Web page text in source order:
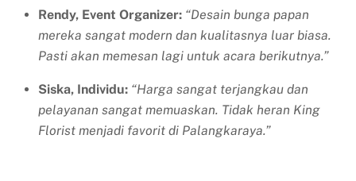
Rendy, Event Organizer: “Desain bunga papan
mereka sangat modern dan kualitasnya luar biasa.
Pasti akan memesan lagi untuk acara berikutnya.”
Siska, Individu: “Harga sangat terjangkau dan
pelayanan sangat memuaskan. Tidak heran King
Florist menjadi favorit di Palangkaraya.”